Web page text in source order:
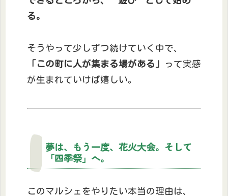
る。
そうやって少しずつ続けていく中で、
「この町に人が集まる場がある」
って実感
が生まれていけば嬉しい。
夢は、もう一度、花火大会。そして
「四季祭」へ。
このマルシェをやりたい本当の理由は、